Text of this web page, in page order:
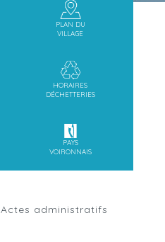
PLAN DU
VILLAGE
HORAIRES
DÉCHETTERIES
PAYS
VOIRONNAIS
Actes administratifs